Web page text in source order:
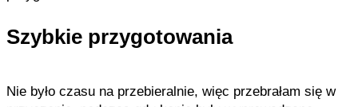
Szybkie przygotowania
Nie było czasu na przebieralnie, więc przebrałam się w